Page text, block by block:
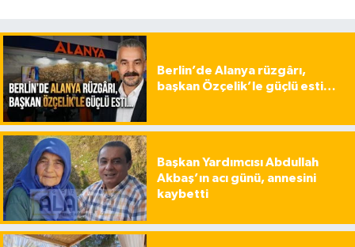
Berlin’de Alanya rüzgârı,
başkan Özçelik’le güçlü esti…
Başkan Yardımcısı Abdullah
Akbaş’ın acı günü, annesini
kaybetti